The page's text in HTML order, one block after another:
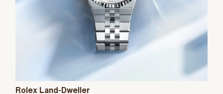
Rolex Land-Dweller